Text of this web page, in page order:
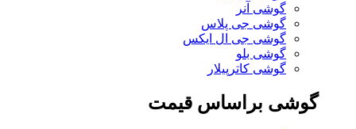
گوشی آنر
گوشی جی پلاس
گوشی جی ال ایکس
گوشی بلو
گوشی کاترپیلار
گوشی براساس قیمت